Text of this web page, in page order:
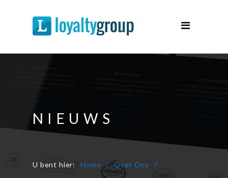
Spaarprogramma
Over Ons
NIEUWS
U bent hier: Home Over Ons